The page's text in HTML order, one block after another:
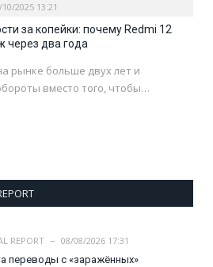
10/2025 13:21
за копейки: почему Redmi 12
через два года
рынке больше двух лет и
вместо того, чтобы…
REPORT
08/08/2026 17:31
переводы с «заражённых»